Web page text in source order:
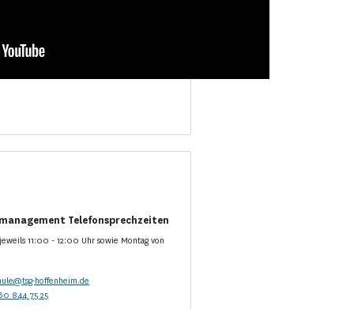
Telefonsprechzeiten
11:00 - 12:00 Uhr sowie Montag von
hoffenheim.de
844 75 25